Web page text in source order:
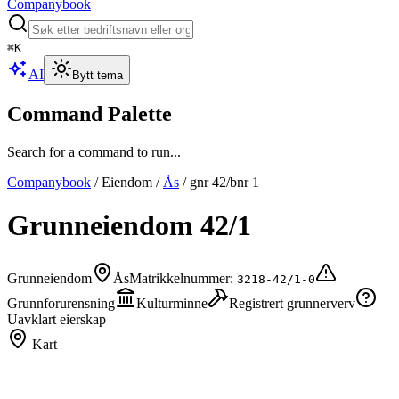
Companybook
⌘K
AI Bytt tema
Command Palette
Search for a command to run...
Companybook /Eiendom / Ås / gnr42/bnr 1
Grunneiendom 42/1
Grunneiendom ÅsMatrikkelnummer: 3218-42/1-0
Grunnforurensning Kulturminne
Registrert grunnerverv
Uavklart eierskap
Kart